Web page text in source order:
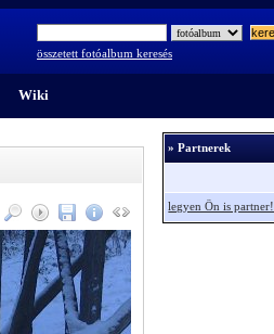
összetett fotóalbum keresés
Wiki
» Partnerek
legyen Ön is partner!